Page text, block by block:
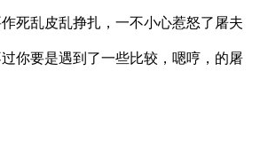
死乱皮乱挣扎，一不小心惹怒了屠夫
你要是遇到了一些比较，嗯哼，的屠